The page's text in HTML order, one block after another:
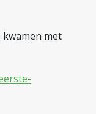
kwamen met